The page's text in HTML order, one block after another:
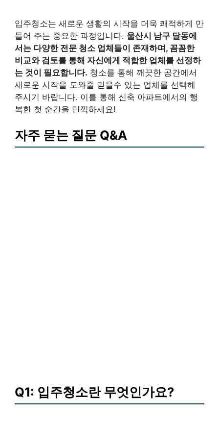
입주청소는 새로운 생활의 시작을 더욱 쾌적하게 만
들어 주는 중요한 과정입니다. 울산시 남구 달동에
서는 다양한 전문 청소 업체들이 존재하며, 꼼꼼한
비교와 검토를 통해 자신에게 적합한 업체를 선정하
는 것이 필요합니다. 청소를 통해 깨끗한 공간에서
새로운 시작을 도와줄 믿을수 있는 업체를 선택해
주시기 바랍니다. 이를 통해 신축 아파트에서의 행
복한 첫 순간을 만끽하세요!
자주 묻는 질문 Q&A
Q1: 입주청소란 무엇인가요?